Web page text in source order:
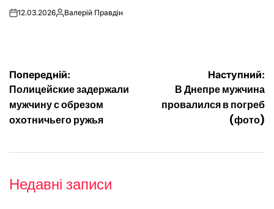
on12.03.2026Опубліковано
Валерій Правдін
Навігація
записів
Попередній:
Полицейские задержали
мужчину с обрезом
охотничьего ружья
Наступний:
В Днепре мужчина
провалился в погреб
(фото)
Недавні записи